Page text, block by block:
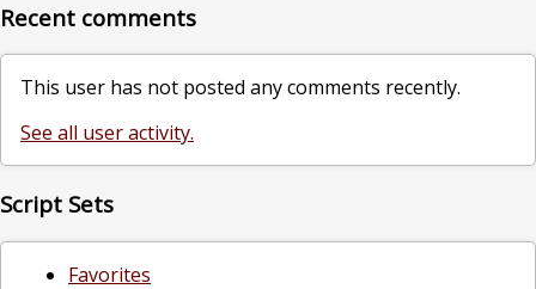
Recent comments
This user has not posted any comments recently.
See all user activity.
Script Sets
Favorites